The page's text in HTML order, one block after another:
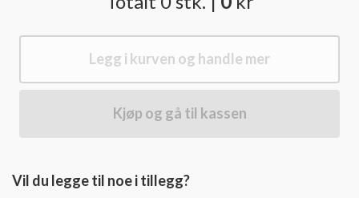
Legg i kurven og handle mer
Kjøp og gå til kassen
Vil du legge til noe i tillegg?